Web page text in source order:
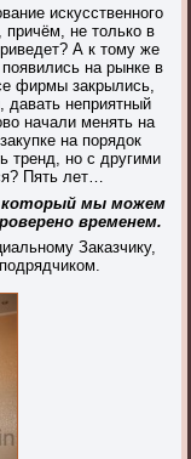
искусственного
причём, не только в
А к тому же
на рынке в
фирмы закрылись,
давать неприятный
начали менять на
на порядок
тренд, но с другими
Пять лет…
который мы можем
временем.
Заказчику,